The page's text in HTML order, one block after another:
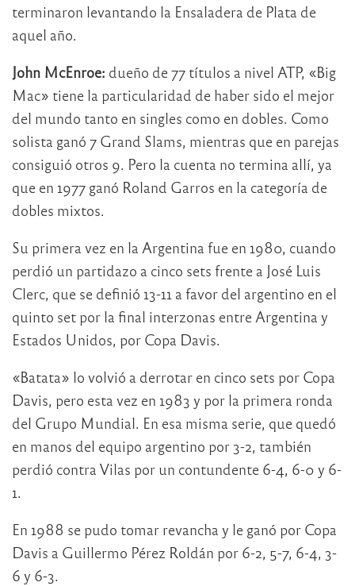
terminaron levantando la Ensaladera de Plata de
aquel año.
John McEnroe: dueño de 77 títulos a nivel ATP, «Big
Mac» tiene la particularidad de haber sido el mejor
del mundo tanto en singles como en dobles. Como
solista ganó 7 Grand Slams, mientras que en parejas
consiguió otros 9. Pero la cuenta no termina allí, ya
que en 1977 ganó Roland Garros en la categoría de
dobles mixtos.
Su primera vez en la Argentina fue en 1980, cuando
perdió un partidazo a cinco sets frente a José Luis
Clerc, que se definió 13-11 a favor del argentino en el
quinto set por la final interzonas entre Argentina y
Estados Unidos, por Copa Davis.
«Batata» lo volvió a derrotar en cinco sets por Copa
Davis, pero esta vez en 1983 y por la primera ronda
del Grupo Mundial. En esa misma serie, que quedó
en manos del equipo argentino por 3-2, también
perdió contra Vilas por un contundente 6-4, 6-0 y 6-
1.
En 1988 se pudo tomar revancha y le ganó por Copa
Davis a Guillermo Pérez Roldán por 6-2, 5-7, 6-4, 3-
6 y 6-3.